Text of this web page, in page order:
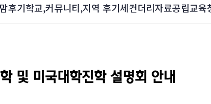
후기학교,커뮤니티,지역 후기세컨더리자료공립교육
및 미국대학진학 설명회 안내